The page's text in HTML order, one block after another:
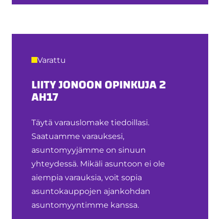
Varattu
LIITY JONOON OPINKUJA 2
AH17
Täytä varauslomake tiedoillasi.
Saatuamme varauksesi,
asuntomyyjämme on sinuun
yhteydessä. Mikäli asuntoon ei ole
aiempia varauksia, voit sopia
asuntokauppojen ajankohdan
asuntomyyntimme kanssa.